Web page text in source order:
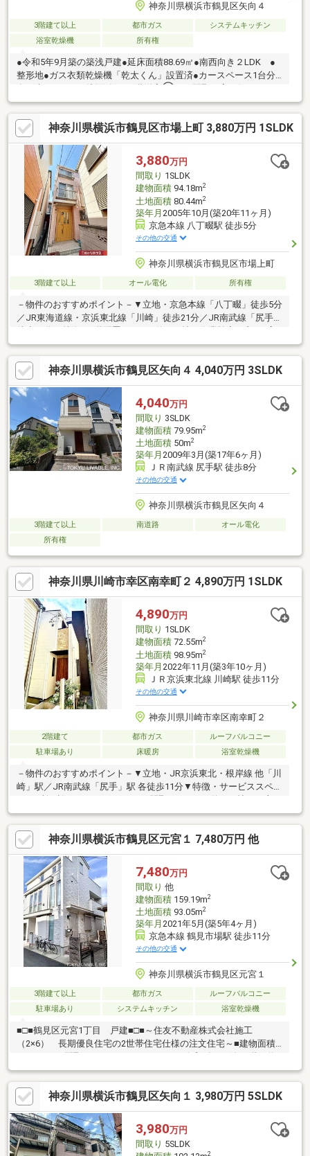
神奈川県横浜市鶴見区矢向４
3階建て以上 都市ガス
システムキッチン
浴室乾燥機
所有権
●令和5年9月築の築浅戸建●延床面積88.69㎡●南西向き２LDK ●
整形地●ガス衣類乾燥機「乾太くん」設置済●カースペース1台分
ム等)により、 2部屋としても使用可能です●セブンイレブン・フ
ァミリーマート・ローソンが 徒歩約5分以内にございます
神奈川県横浜市鶴見区市場上町 3,880万円 1SLDK
3,880万円
間取り 1SLDK
建物面積94.18m2
土地面積80.44m2
築年月 2005年10月(築20年11ヶ月)
京急本線 八丁畷駅 徒歩5分
その他の交通
神奈川県横浜市鶴見区市場上町
3階建て以上 オール電化 所有権
－物件のおすすめポイント－▼立地・京急本線「八丁畷」徒歩5分
／JR東海道線・京浜東北線「川崎」徒歩21分／JR南武線「尻手」
型対面式キッチン、食洗機付・主寝室は約8.5帖の広さ・多目的に
利用可能なサービススペースが3か所有・各居室・ホール等、随所
に収納有※本物件は建築基準法に定める道路に接道していないた
め原則として建物の建築・増築・改築は不可 建築審査会の同意
を得て建築基準法43条2項2号の許可を受けた場合には建築物の建
築・増築・改築が可能
神奈川県横浜市鶴見区矢向４ 4,040万円 3SLDK
4,040万円
間取り 3SLDK
建物面積79.95m2
土地面積50m2
築年月 2009年3月(築17年6ヶ月)
ＪＲ南武線 尻手駅 徒歩8分
その他の交通
神奈川県横浜市鶴見区矢向４
3階建て以上 南道路
オール電化
所有権
神奈川県川崎市幸区南幸町２ 4,890万円 1SLDK
4,890万円
間取り 1SLDK
建物面積72.55m2
土地面積98.95m2
築年月 2022年11月(築3年10ヶ月)
ＪＲ京浜東北線 川崎駅 徒歩11分
その他の交通
神奈川県川崎市幸区南幸町２
2階建て 都市ガス
ルーフバルコニー
駐車場あり
床暖房 浴室乾燥機
－物件のおすすめポイント－▼立地・JR京浜東北・根岸線 他「川
崎」駅／JR南武線「尻手」駅 各徒歩11分▼特徴・サービススペー
分は床暖房付き・ご家族を見守りながら料理できる対面式キッチ
ン・分譲時にフロアコーティングを実施・駐車スペースあり(車種
による)▼設備・食洗機・浴室は1616サイズ、浴室換気乾燥機付き
▼周辺環境・スーパー「いなげやina21川崎幸店」徒歩3分(約
200m)■ ご希望の住まい探しをお手伝いします ━━━━━・・・
物件の詳細・ご相談はお気軽にお問い合わせください。
神奈川県横浜市鶴見区元宮１ 7,480万円 他
7,480万円
間取り 他
建物面積159.19m2
土地面積93.05m2
築年月 2021年5月(築5年4ヶ月)
京急本線 鶴見市場駅 徒歩11分
その他の交通
神奈川県横浜市鶴見区元宮１
3階建て以上 都市ガス
ルーフバルコニー
駐車場あり
システムキッチン 浴室乾燥機
■□■鶴見区元宮1丁目 戸建■□■～住友不動産株式会社施工
（2×6） 長期優良住宅の2世帯住宅仕様の注文住宅～■建物面積
19畳のLDKは吹き抜けがあり開放感がございます■約7畳の洋室に
はウォークインクローゼットがございます■3階にはルーフバルコ
ニーがございます■車庫は建物内のインナーガレージ（シャッタ
ー付き）となっており、雨風を防ぎます■閑静な住宅街につき、
住環境良好です。また、前面道路は交通量も少なく小さなお子様
にも安心してお住まいいただけます
神奈川県横浜市鶴見区矢向１ 3,980万円 5SLDK
3,980万円
間取り 5SLDK
2